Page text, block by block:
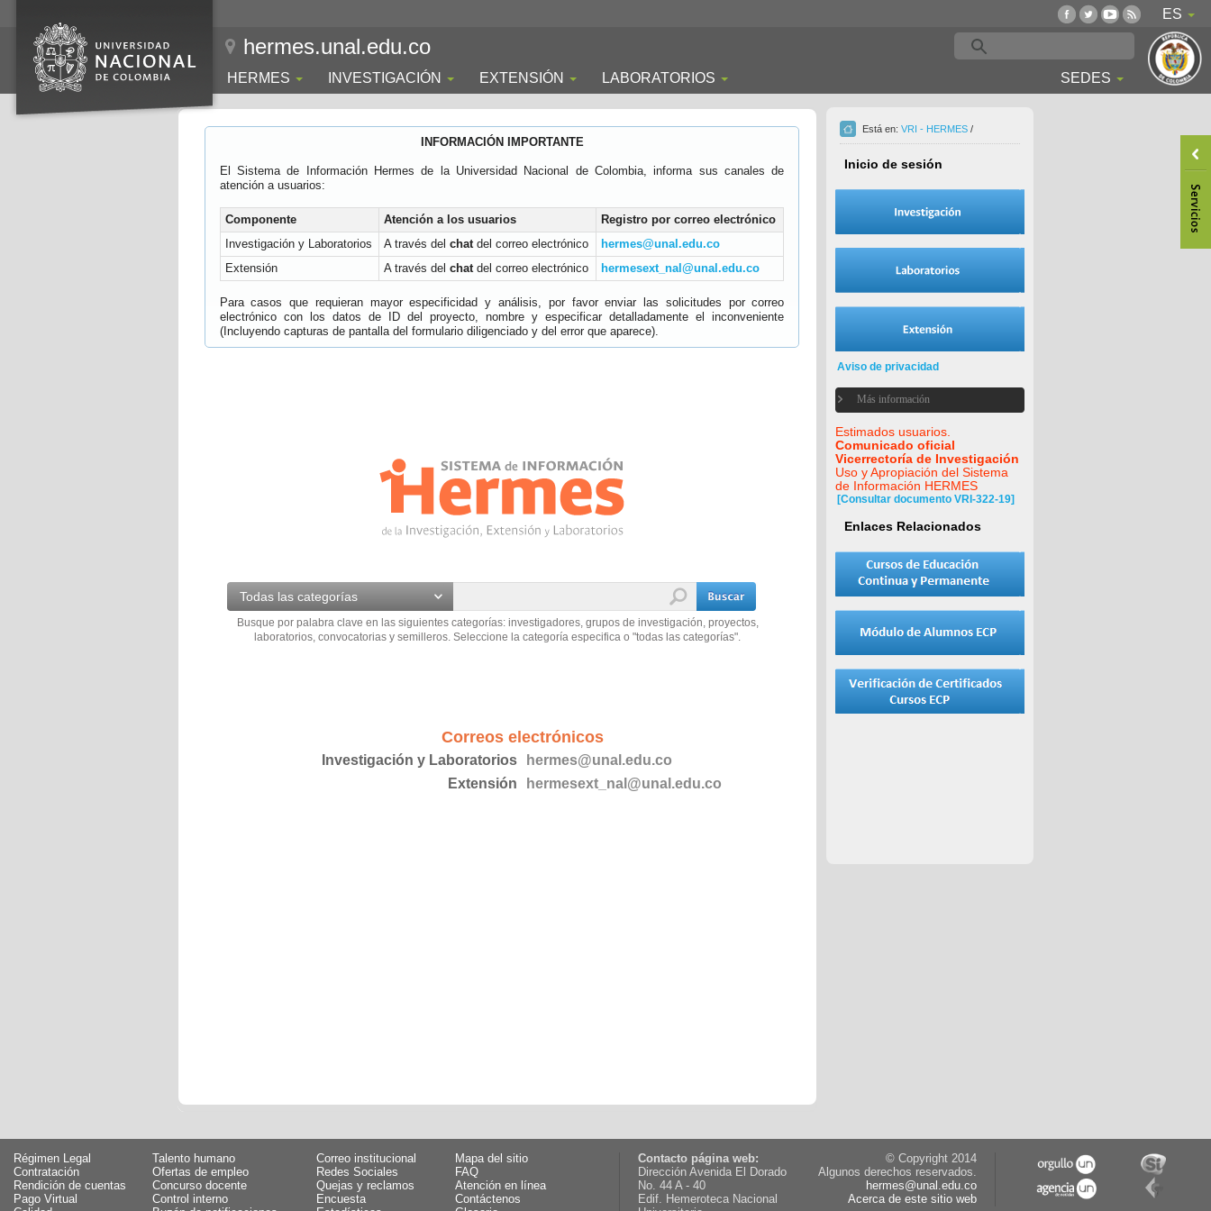
ES
hermes.unal.edu.co
HERMES INVESTIGACIÓN EXTENSIÓN LABORATORIOS SEDES
INFORMACIÓN IMPORTANTE
El Sistema de Información Hermes de la Universidad Nacional de Colombia, informa sus canales de
atención a usuarios:
Componente Atención a los usuarios
Registro por correo electrónico
Investigación y Laboratorios
A través del chatdel correo electrónico
hermes@unal.edu.co
Extensión
A través del chatdel correo electrónico hermesext_nal@unal.edu.co
Para casos que requieran mayor especificidad y análisis, por favor enviar las solicitudes por correo
electrónico con los datos de ID del proyecto, nombre y especificar detalladamente el inconveniente
(Incluyendo capturas de pantalla del formulario diligenciado y del error que aparece).
Todas las categorías
Busque por palabra clave en las siguientes categorías: investigadores, grupos de investigación, proyectos,
laboratorios, convocatorias y semilleros. Seleccione la categoría especifica o "todas las categorías".
Correos electrónicos
Investigación y Laboratorios
hermes@unal.edu.co
Extensión
hermesext_nal@unal.edu.co
Está en: VRI - HERMES /
Inicio de sesión
Aviso de privacidad
Más información
Estimados usuarios.
Comunicado oficial
Vicerrectoría de Investigación
Uso y Apropiación del Sistema
de Información HERMES
[Consultar documento VRI-322-19]
Enlaces Relacionados
Régimen Legal
Talento humano
Contratación
Ofertas de empleo
Rendición de cuentas
Concurso docente
Pago Virtual
Control interno
Correo institucional
Mapa del sitio
Redes Sociales
FAQ
Quejas y reclamos
Atención en línea
Encuesta
Contáctenos
Contacto página web:
Dirección Avenida El Dorado
No. 44 A - 40
Edif. Hemeroteca Nacional
© Copyright 2014
Algunos derechos reservados.
hermes@unal.edu.co
Acerca de este sitio web